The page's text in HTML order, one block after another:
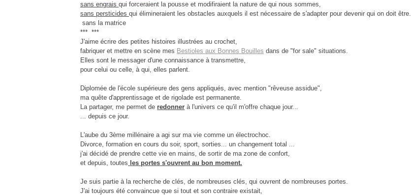
sans engrais qui forceraient la pousse et modifiraient la nature de qui nous sommes,
sans persticides qui élimineraient les obstacles auxquels il est nécessaire de s'adapter pour devenir qui on doit être.
sans la matrice
*** ***
J'aime écrire des petites histoires illustrées au crochet,
fabriquer et mettre en scène mes Bestioles aux Bonnes Bouilles dans de "for sale" situations.
Elles sont le messager d'une connaissance à transmettre,
pour celui ou celle, à qui, elles parlent.
Diplomée de l'école supérieure des gens appliqués, avec mention "rêveuse assidue",
ma quête d'apprentissage et de rigolade est permanente.
La partager, me permet de redonner à l'univers ce qu'il m'offre chaque jour...
... depuis ce jour.
L'aube du 3ème millénaire a agi sur ma vie comme un électrochoc.
Divorce, formation en cours du soir, sport, sorties... un changement total ...
j'ai décidé de prendre cette vie en mains, de sortir de ma zone de confort,
et depuis, toutes les portes s'ouvrent au bon moment.
Je suis partie à la recherche de clés, de nombreuses clés, qui ouvrent de nombreuses portes.
J'ai toujours été convaincue que si tout et son contraire existait,